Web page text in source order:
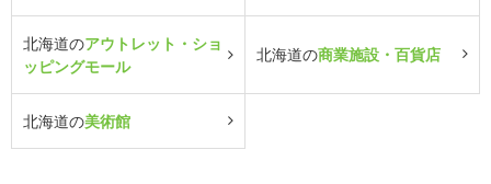
北海道のアウトレット・ショ
ッピングモール
北海道の商業施設・百貨店
北海道の美術館